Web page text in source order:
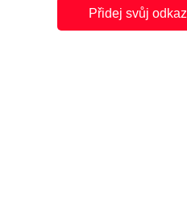
Přidej svůj odkaz